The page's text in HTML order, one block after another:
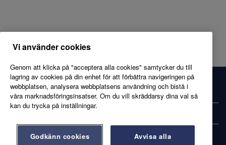
axfood.se
Vi använder cookies
Genom att klicka på "acceptera alla cookies" samtycker du till
lagring av cookies på din enhet för att förbättra navigeringen på
webbplatsen, analysera webbplatsens användning och bistå i
våra marknadsföringsinsatser. Om du vill skräddarsy dina val så
kan du trycka på inställningar.
Godkänn cookies Avvisa alla